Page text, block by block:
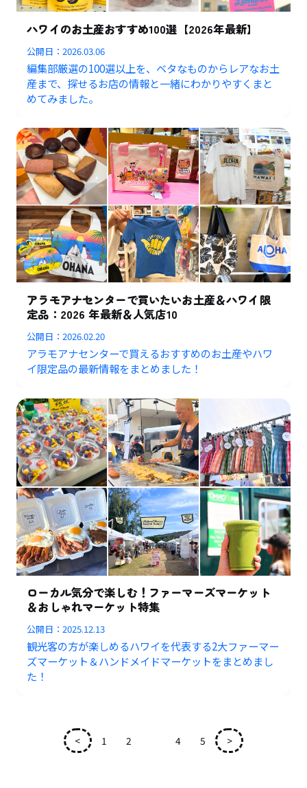
ハワイのお土産おすすめ100選【2026年最新】
公開日：2026.03.06
編集部厳選の100選以上を、ベタなものからレアなお土
産まで、探せるお店の情報と一緒にわかりやすくまと
めてみました。
アラモアナセンターで買いたいお土産＆ハワイ限
定品：2026 年最新＆人気店10
公開日：2026.02.20
アラモアナセンターで買えるおすすめのお土産やハワ
イ限定品の最新情報をまとめました！
ローカル気分で楽しむ！ファーマーズマーケット
＆おしゃれマーケット特集
公開日：2025.12.13
観光客の方が楽しめるハワイを代表する2大ファーマー
ズマーケット＆ハンドメイドマーケットをまとめまし
た！
< 1 2 4 5 >